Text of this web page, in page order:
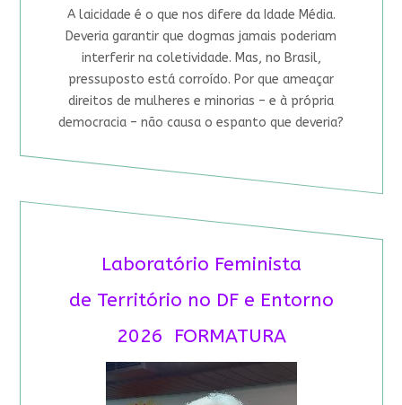
A laicidade é o que nos difere da Idade Média.
Deveria garantir que dogmas jamais poderiam
interferir na coletividade. Mas, no Brasil,
pressuposto está corroído. Por que ameaçar
direitos de mulheres e minorias – e à própria
democracia – não causa o espanto que deveria?
Laboratório Feminista
de Território no DF e Entorno
2026 FORMATURA